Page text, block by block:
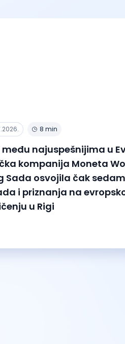
8 min
među najuspešnijima u
kompanija Moneta
Sada osvojila čak sedam
i priznanja na
u Rigi